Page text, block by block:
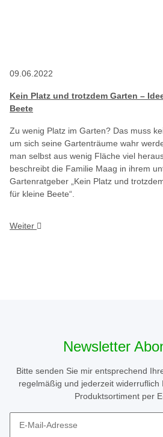
09.06.2022
Kein Platz und trotzdem Garten –
Beete
Zu wenig Platz im Garten? Das muss
um sich seine Gartenträume wahr
man selbst aus wenig Fläche viel
beschreibt die Familie Maag in ihrem
Gartenratgeber „Kein Platz und
für kleine Beete“.
Weiter
Newsletter
Bitte senden Sie mir entsprechend
regelmäßig und jederzeit widerruflich
Produktsortiment per